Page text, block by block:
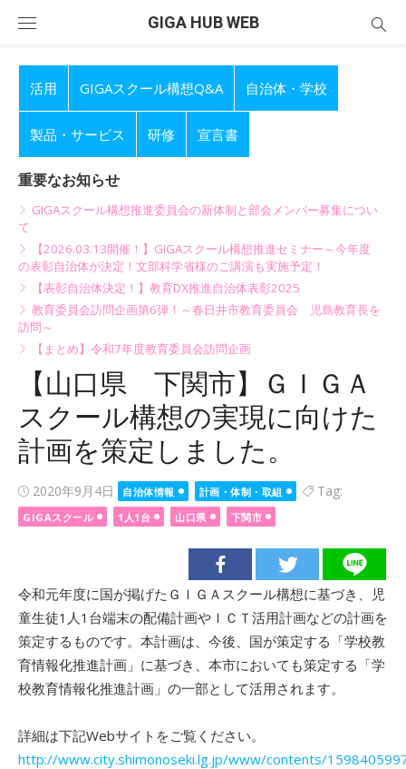
GIGA HUB WEB
活用 GIGAスクール構想Q&A 自治体・学校
製品・サービス 研修 宣言書
重要なお知らせ
GIGAスクール構想推進委員会の新体制と部会メンバー募集につい
て
【2026.03.13開催！】GIGAスクール構想推進セミナー～今年度
の表彰自治体が決定！文部科学省様のご講演も実施予定！
【表彰自治体決定！】教育DX推進自治体表彰2025
教育委員会訪問企画第6弾！～春日井市教育委員会 児島教育長を
訪問～
【まとめ】令和7年度教育委員会訪問企画
【山口県 下関市】ＧＩＧＡ
スクール構想の実現に向けた
計画を策定しました。
Posted
on
2020年9月4日 自治体情報 計画・体制・取組 Tag:
GIGAスクール 1人1台 山口県 下関市
令和元年度に国が掲げたＧＩＧＡスクール構想に基づき、児
童生徒1人1台端末の配備計画やＩＣＴ活用計画などの計画を
策定するものです。本計画は、今後、国が策定する「学校教
育情報化推進計画」に基づき、本市においても策定する「学
校教育情報化推進計画」の一部として活用されます。
詳細は下記Webサイトをご覧ください。
http://www.city.shimonoseki.lg.jp/www/contents/